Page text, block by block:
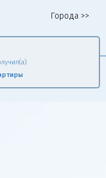
Города >>